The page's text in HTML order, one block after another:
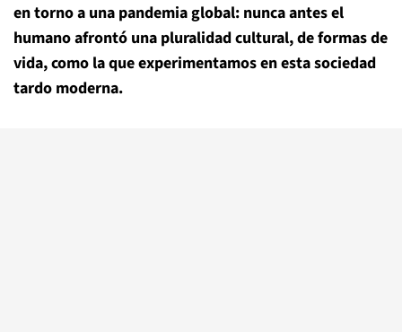
en torno a una pandemia global: nunca antes el
humano afrontó una pluralidad cultural, de formas de
vida, como la que experimentamos en esta sociedad
tardo moderna.